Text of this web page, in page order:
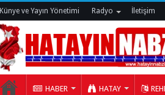
Künye ve Yayın Yönetimi Radyo İletişim
HABER HATAY